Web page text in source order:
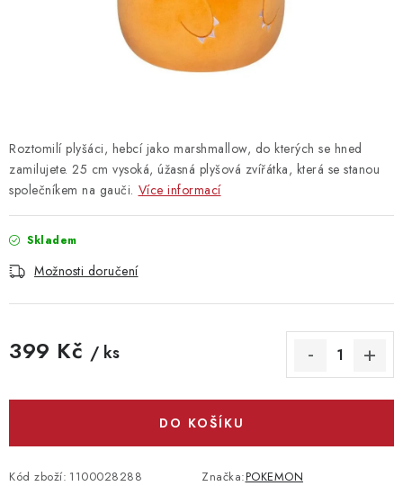
Roztomilí plyšáci, hebcí jako marshmallow, do kterých se hned
zamilujete. 25 cm vysoká, úžasná plyšová zvířátka, která se stanou
společníkem na gauči. Více informací
Skladem
Možnosti doručení
399 Kč / ks
DO KOŠÍKU
Kód zboží: 1100028288 Značka:POKEMON